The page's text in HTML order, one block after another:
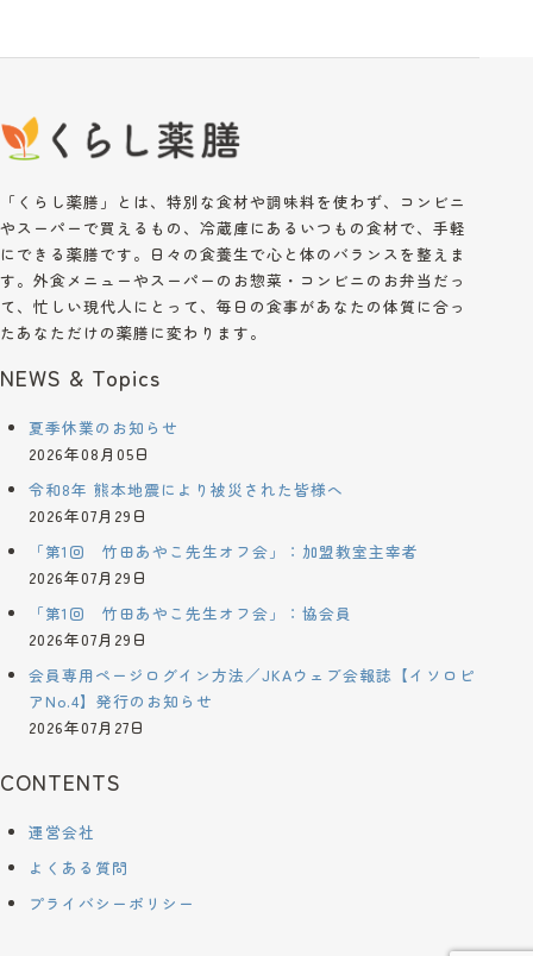
「くらし薬膳」とは、特別な食材や調味料を使わず、コンビニ
やスーパーで買えるもの、冷蔵庫にあるいつもの食材で、手軽
にできる薬膳です。日々の食養生で心と体のバランスを整えま
す。外食メニューやスーパーのお惣菜・コンビニのお弁当だっ
て、忙しい現代人にとって、毎日の食事があなたの体質に合っ
たあなただけの薬膳に変わります。
NEWS & Topics
夏季休業のお知らせ
2026年08月05日
令和8年 熊本地震により被災された皆様へ
2026年07月29日
「第1回 竹田あやこ先生オフ会」：加盟教室主宰者
2026年07月29日
「第1回 竹田あやこ先生オフ会」：協会員
2026年07月29日
会員専用ページログイン方法／JKAウェブ会報誌【イソロピ
アNo.4】発行のお知らせ
2026年07月27日
CONTENTS
運営会社
よくある質問
プライバシーポリシー